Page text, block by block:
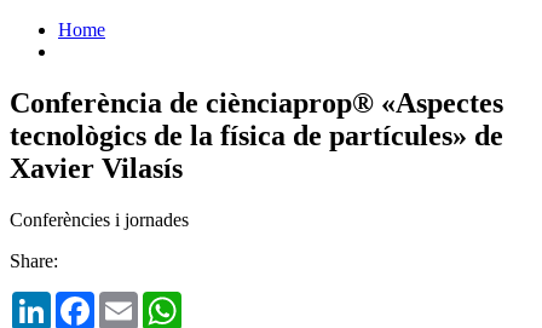
Home
Conferència de ciènciaprop® «Aspectes
tecnològics de la física de partícules» de
Xavier Vilasís
Conferències i jornades
Share:
LinkedInFacebook
Email